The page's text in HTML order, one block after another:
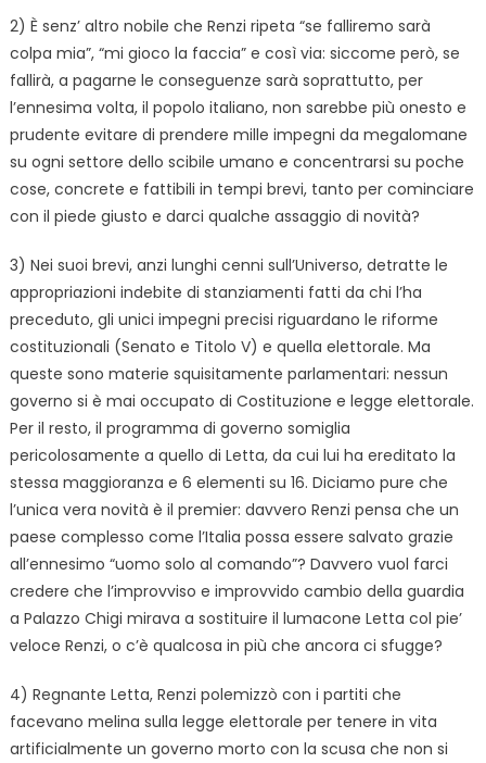
2) È senz’ altro nobile che Renzi ripeta “se falliremo sarà
colpa mia”, “mi gioco la faccia” e così via: siccome però, se
fallirà, a pagarne le conseguenze sarà soprattutto, per
l’ennesima volta, il popolo italiano, non sarebbe più onesto e
prudente evitare di prendere mille impegni da megalomane
su ogni settore dello scibile umano e concentrarsi su poche
cose, concrete e fattibili in tempi brevi, tanto per cominciare
con il piede giusto e darci qualche assaggio di novità?
3) Nei suoi brevi, anzi lunghi cenni sull’Universo, detratte le
appropriazioni indebite di stanziamenti fatti da chi l’ha
preceduto, gli unici impegni precisi riguardano le riforme
costituzionali (Senato e Titolo V) e quella elettorale. Ma
queste sono materie squisitamente parlamentari: nessun
governo si è mai occupato di Costituzione e legge elettorale.
Per il resto, il programma di governo somiglia
pericolosamente a quello di Letta, da cui lui ha ereditato la
stessa maggioranza e 6 elementi su 16. Diciamo pure che
l’unica vera novità è il premier: davvero Renzi pensa che un
paese complesso come l’Italia possa essere salvato grazie
all’ennesimo “uomo solo al comando”? Davvero vuol farci
credere che l’improvviso e improvvido cambio della guardia
a Palazzo Chigi mirava a sostituire il lumacone Letta col pie’
veloce Renzi, o c’è qualcosa in più che ancora ci sfugge?
4) Regnante Letta, Renzi polemizzò con i partiti che
facevano melina sulla legge elettorale per tenere in vita
artificialmente un governo morto con la scusa che non si